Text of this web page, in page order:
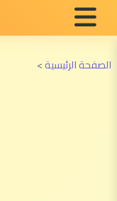
الصفحة الرئيسية>